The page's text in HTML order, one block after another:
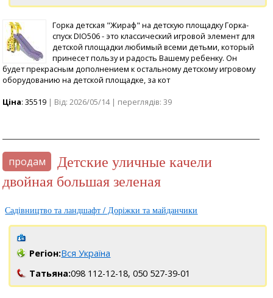
Горка детская "Жираф" на детскую площадку Горка-
спуск DIO506 - это классический игровой элемент для
детской площадки любимый всеми детьми, который
принесет пользу и радость Вашему ребенку. Он
будет прекрасным дополнением к остальному детскому игровому
оборудованию на детской площадке, за кот
Ціна: 35519 | Від: 2026/05/14 | переглядів: 39
продам
Детские уличные качели
двойная большая зеленая
Садівництво та ландшафт / Доріжки та майданчики
Регіон:Вся Україна
Татьяна:098 112-12-18, 050 527-39-01